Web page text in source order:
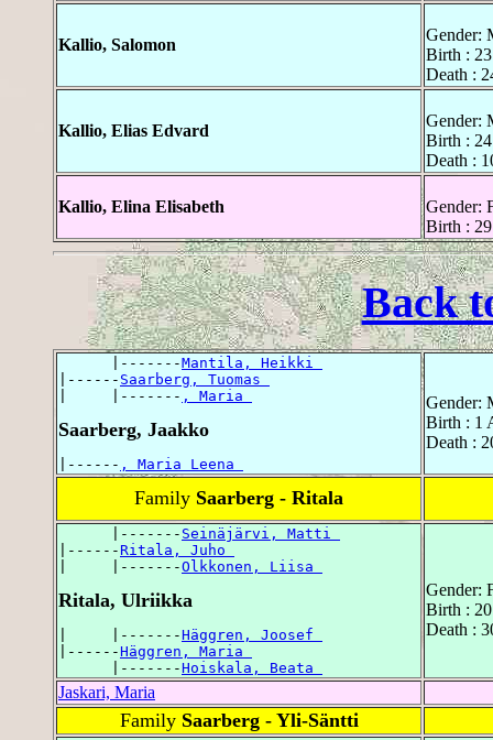
Kallio, Salomon
Gender:
Birth :
Death :
Kallio, Elias Edvard
Gender:
Birth :
Death :
Kallio, Elina Elisabeth
Gender:
Birth :
Back
      |-------
Mantila, Heikki
|------ Saarberg, Tuomas
|     |------- , Maria
Saarberg, Jaakko
|------ , Maria Leena
Gender:
Birth : 1
Death :
Family Saarberg - Ritala
      |-------
Seinäjärvi, Matti
|------Ritala, Juho
|     |-------Olkkonen, Liisa
Ritala, Ulriikka
|     |-------Häggren, Joosef
|------Häggren, Maria
      |-------
Hoiskala, Beata
Gender:
Birth :
Death :
Jaskari, Maria
Family Saarberg - Yli-Säntti